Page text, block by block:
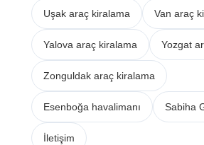
Uşak araç kiralama Van araç
Yalova araç kiralama Yozgat
Zonguldak araç kiralama
Esenboğa havalimanı Sabiha
İletişim